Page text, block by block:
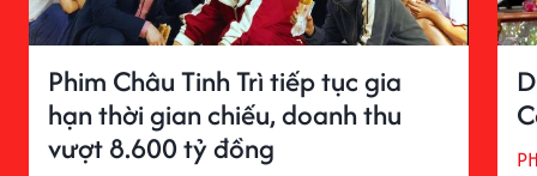
Phim Châu Tinh Trì tiếp tục gia
hạn thời gian chiếu, doanh thu
vượt 8.600 tỷ đồng